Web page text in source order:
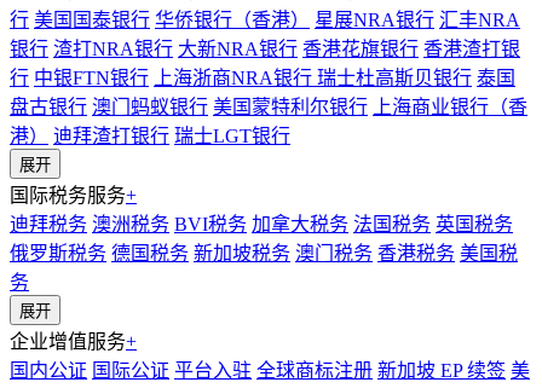
行 美国国泰银行 华侨银行（香港） 星展NRA银行 汇丰NRA
银行 渣打NRA银行 大新NRA银行 香港花旗银行 香港渣打银
行 中银FTN银行 上海浙商NRA银行 瑞士杜高斯贝银行 泰国
盘古银行 澳门蚂蚁银行 美国蒙特利尔银行
上海商业银行（香
港）
迪拜渣打银行 瑞士LGT银行
展开
国际税务服务+
迪拜税务 澳洲税务 BVI税务 加拿大税务 法国税务 英国税务
俄罗斯税务 德国税务 新加坡税务 澳门税务 香港税务 美国税
务
展开
企业增值服务+
国内公证 国际公证 平台入驻 全球商标注册 新加坡 EP 续签 美